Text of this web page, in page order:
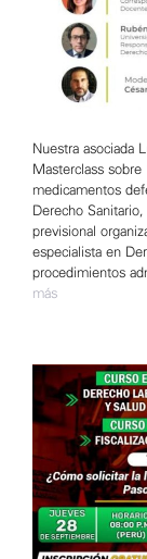
Nuestra asociada
Masterclass
medicamentos
Derecho
previsional
especialista en
procedimientos
más